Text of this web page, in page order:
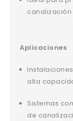
Aplicaciones
alta
Sistemas
de